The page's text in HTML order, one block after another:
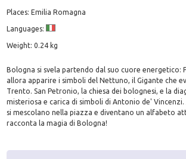
Places: Emilia Romagna
Languages:
Weight: 0.24 kg
Bologna si svela partendo dal suo cuore energetico:
allora apparire i simboli del Nettuno, il Gigante che
Trento. San Petronio, la chiesa dei bolognesi, e la
misteriosa e carica di simboli di Antonio de'
si mescolano nella piazza e diventano un alfabeto
racconta la magia di Bologna!